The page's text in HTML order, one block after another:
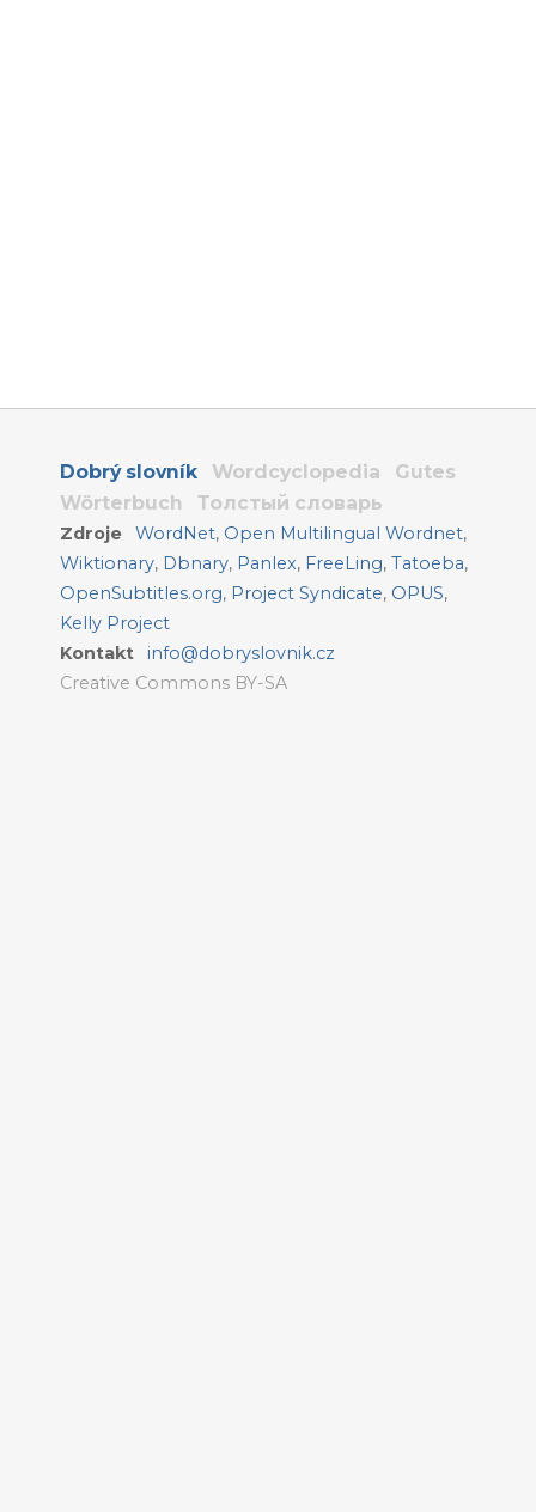
Dobrý slovník Wordcyclopedia
Gutes
Wörterbuch
Толстый словарь
Zdroje WordNet, Open Multilingual Wordnet,
Wiktionary, Dbnary, Panlex, FreeLing, Tatoeba,
OpenSubtitles.org, Project Syndicate, OPUS,
Kelly Project
Kontakt
info@dobryslovnik.cz
Creative Commons BY-SA